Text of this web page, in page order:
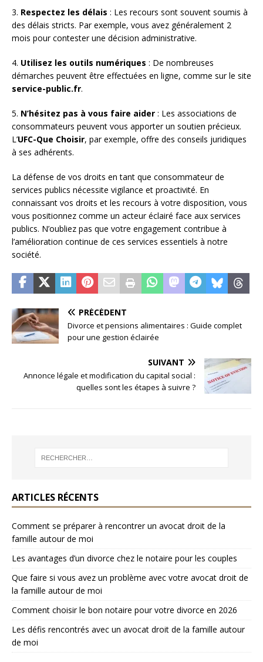
3. Respectez les délais : Les recours sont souvent soumis à
des délais stricts. Par exemple, vous avez généralement 2
mois pour contester une décision administrative.
4. Utilisez les outils numériques : De nombreuses
démarches peuvent être effectuées en ligne, comme sur le site
service-public.fr.
5. N’hésitez pas à vous faire aider : Les associations de
consommateurs peuvent vous apporter un soutien précieux.
L’UFC-Que Choisir, par exemple, offre des conseils juridiques
à ses adhérents.
La défense de vos droits en tant que consommateur de
services publics nécessite vigilance et proactivité. En
connaissant vos droits et les recours à votre disposition, vous
vous positionnez comme un acteur éclairé face aux services
publics. N’oubliez pas que votre engagement contribue à
l’amélioration continue de ces services essentiels à notre
société.
PRÉCÉDENT
Divorce et pensions alimentaires : Guide complet
pour une gestion éclairée
SUIVANT
Annonce légale et modification du capital social :
quelles sont les étapes à suivre ?
ARTICLES RÉCENTS
Comment se préparer à rencontrer un avocat droit de la
famille autour de moi
Les avantages d’un divorce chez le notaire pour les couples
Que faire si vous avez un problème avec votre avocat droit de
la famille autour de moi
Comment choisir le bon notaire pour votre divorce en 2026
Les défis rencontrés avec un avocat droit de la famille autour
de moi